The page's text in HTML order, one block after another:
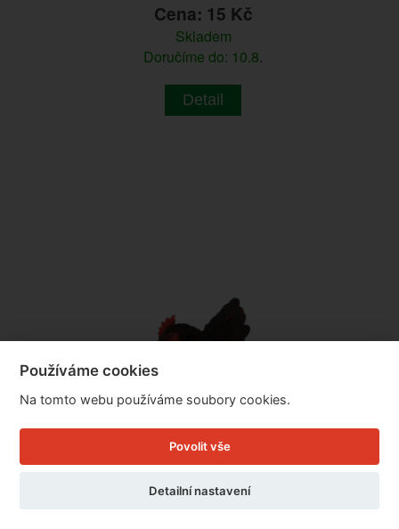
Cena: 15 Kč
Skladem
Doručíme do: 10.8.
Detail
Používáme cookies
Na tomto webu používáme soubory cookies.
Povolit vše
Detailní nastavení